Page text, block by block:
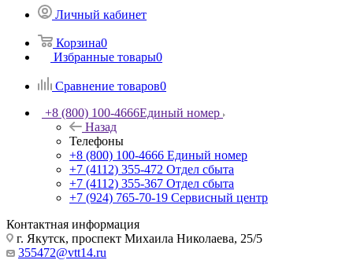
Личный кабинет
Корзина0
Избранные товары0
Сравнение товаров0
+8 (800) 100-4666Единый номер
Назад
Телефоны
+8 (800) 100-4666 Единый номер
+7 (4112) 355-472 Отдел сбыта
+7 (4112) 355-367 Отдел сбыта
+7 (924) 765-70-19 Сервисный центр
Контактная информация
г. Якутск, проспект Михаила Николаева, 25/5
355472@vtt14.ru